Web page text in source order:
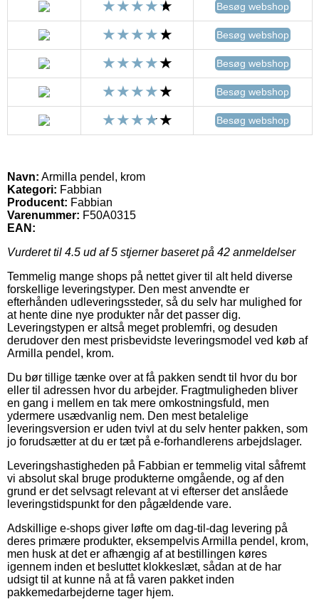
Besøg webshop
Besøg webshop
Besøg webshop
Besøg webshop
Besøg webshop
Navn: Armilla pendel, krom
Kategori: Fabbian
Producent: Fabbian
Varenummer: F50A0315
EAN:
Vurderet til 4.5 ud af 5 stjerner baseret på 42 anmeldelser
Temmelig mange shops på nettet giver til alt held diverse
forskellige leveringstyper. Den mest anvendte er
efterhånden udleveringssteder, så du selv har mulighed for
at hente dine nye produkter når det passer dig.
Leveringstypen er altså meget problemfri, og desuden
derudover den mest prisbevidste leveringsmodel ved køb af
Armilla pendel, krom.
Du bør tillige tænke over at få pakken sendt til hvor du bor
eller til adressen hvor du arbejder. Fragtmuligheden bliver
en gang i mellem en tak mere omkostningsfuld, men
ydermere usædvanlig nem. Den mest betalelige
leveringsversion er uden tvivl at du selv henter pakken, som
jo forudsætter at du er tæt på e-forhandlerens arbejdslager.
Leveringshastigheden på Fabbian er temmelig vital såfremt
vi absolut skal bruge produkterne omgående, og af den
grund er det selvsagt relevant at vi efterser det anslåede
leveringstidspunkt for den pågældende vare.
Adskillige e-shops giver løfte om dag-til-dag levering på
deres primære produkter, eksempelvis Armilla pendel, krom,
men husk at det er afhængig af at bestillingen køres
igennem inden et besluttet klokkeslæt, sådan at de har
udsigt til at kunne nå at få varen pakket inden
pakkemedarbejderne tager hjem.